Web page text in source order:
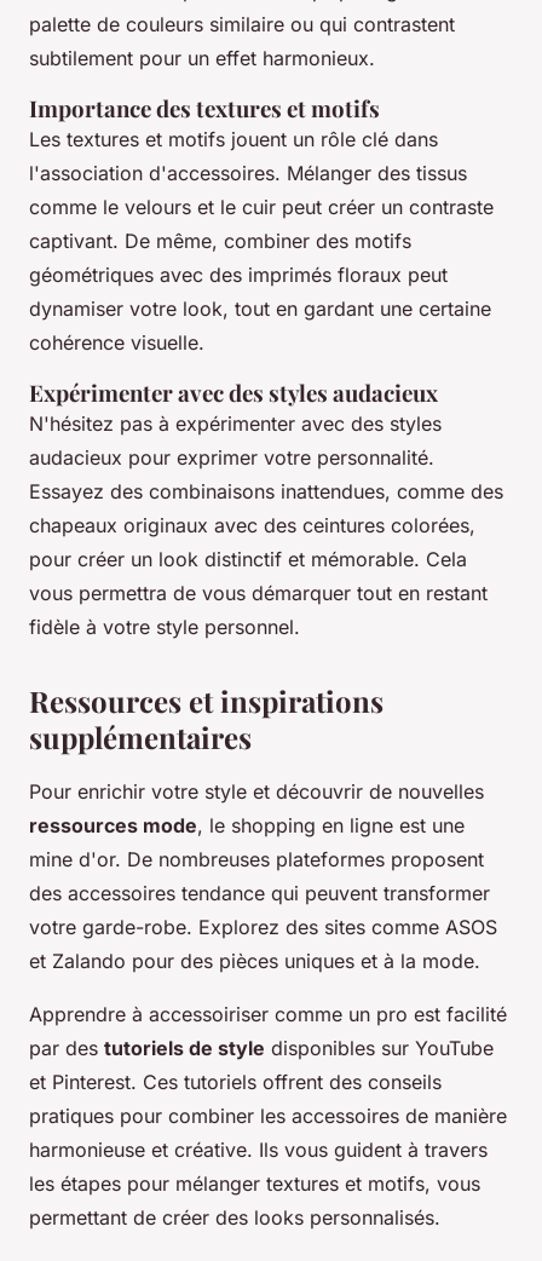
palette de couleurs similaire ou qui contrastent
subtilement pour un effet harmonieux.
Importance des textures et motifs
Les textures et motifs jouent un rôle clé dans
l'association d'accessoires. Mélanger des tissus
comme le velours et le cuir peut créer un contraste
captivant. De même, combiner des motifs
géométriques avec des imprimés floraux peut
dynamiser votre look, tout en gardant une certaine
cohérence visuelle.
Expérimenter avec des styles audacieux
N'hésitez pas à expérimenter avec des styles
audacieux pour exprimer votre personnalité.
Essayez des combinaisons inattendues, comme des
chapeaux originaux avec des ceintures colorées,
pour créer un look distinctif et mémorable. Cela
vous permettra de vous démarquer tout en restant
fidèle à votre style personnel.
Ressources et inspirations
supplémentaires
Pour enrichir votre style et découvrir de nouvelles
ressources mode, le shopping en ligne est une
mine d'or. De nombreuses plateformes proposent
des accessoires tendance qui peuvent transformer
votre garde-robe. Explorez des sites comme ASOS
et Zalando pour des pièces uniques et à la mode.
Apprendre à accessoiriser comme un pro est facilité
par des tutoriels de style disponibles sur YouTube
et Pinterest. Ces tutoriels offrent des conseils
pratiques pour combiner les accessoires de manière
harmonieuse et créative. Ils vous guident à travers
les étapes pour mélanger textures et motifs, vous
permettant de créer des looks personnalisés.